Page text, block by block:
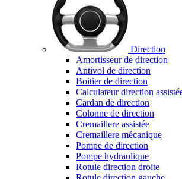
Direction
Amortisseur de direction
Antivol de direction
Boitier de direction
Calculateur direction
Cardan de direction
Colonne de direction
Cremaillere assistée
Cremaillere mécanique
Pompe de direction
Pompe hydraulique
Rotule direction droite